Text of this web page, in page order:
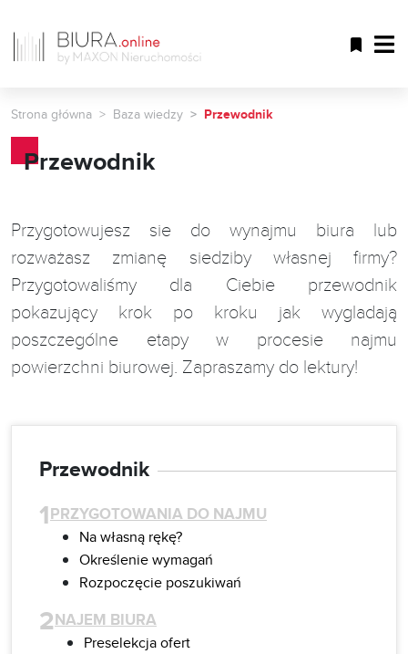
Strona główna Baza wiedzy Przewodnik
Przewodnik
Przygotowujesz sie do wynajmu biura lub
rozważasz zmianę siedziby własnej firmy?
Przygotowaliśmy dla Ciebie przewodnik
pokazujący krok po kroku jak wygladają
poszczególne etapy w procesie najmu
powierzchni biurowej. Zapraszamy do lektury!
Przewodnik
1PRZYGOTOWANIA DO NAJMU
Na własną rękę?
Określenie wymagań
Rozpoczęcie poszukiwań
2NAJEM BIURA
Preselekcja ofert